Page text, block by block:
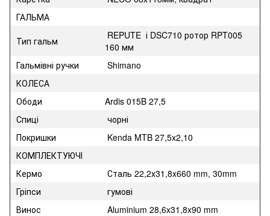
ГАЛЬМА
Тип гальм
REPUTE і DSC710 ротор RPT005
160 мм
Гальмівні ручки
Shimano
КОЛЕСА
Ободи
Ardis 015B 27,5
Спиці
чорні
Покришки
Kenda MTB 27,5x2,10
КОМПЛЕКТУЮЧІ
Кермо
Сталь 22,2х31,8x660 mm, 30mm
Гріпси
гумові
Винос
Aluminium 28,6x31,8x90 mm